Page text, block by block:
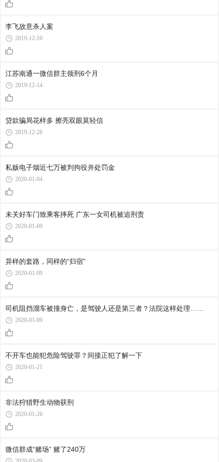
李飞故意杀人案
2019-12-10
江苏南通一微信群主领刑6个月
2019-12-14
贷款骗局花样多 擦亮双眼莫轻信
2019-12-28
私贩电子烟近七万被判拘役并处罚金
2020-01-04
未关好车门致乘客摔死 广东一女司机被追刑责
2020-01-09
异样的套路，同样的“归宿”
2020-01-09
司机阻挡溜车被撞身亡，是驾驶人还是第三者？法院这样处理……
2020-01-09
不开车也能犯危险驾驶罪？间接正犯了解一下
2020-01-21
非法狩猎野生动物获刑
2020-01-26
微信群成“赌场” 赌了240万